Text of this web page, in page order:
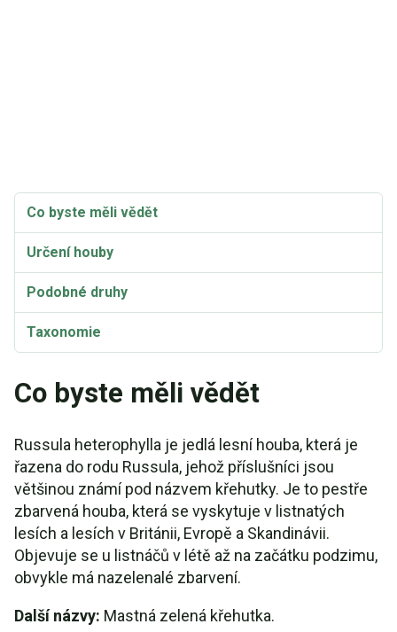
Co byste měli vědět
Určení houby
Podobné druhy
Taxonomie
Co byste měli vědět
Russula heterophylla je jedlá lesní houba, která je
řazena do rodu Russula, jehož příslušníci jsou
většinou známí pod názvem křehutky. Je to pestře
zbarvená houba, která se vyskytuje v listnatých
lesích a lesích v Británii, Evropě a Skandinávii.
Objevuje se u listnáčů v létě až na začátku podzimu,
obvykle má nazelenalé zbarvení.
Další názvy: Mastná zelená křehutka.